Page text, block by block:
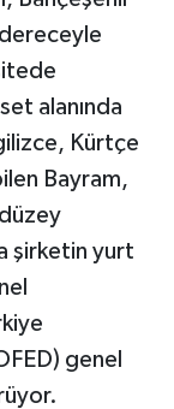
alanında
Kürtçe
Bayram,
şirketin yurt
genel